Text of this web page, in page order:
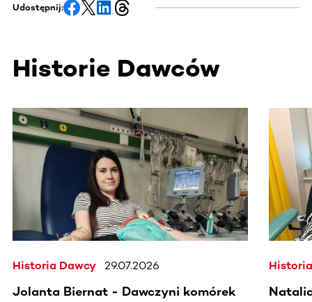
Udostępnij:
Historie Dawców
Ta sekcja zawiera treści przewijane w poziomie. Użyj
Historia Dawcy 29.07.2026
Jolanta Biernat - Dawczyni komórek